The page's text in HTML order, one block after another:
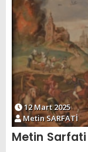
12 Mart 2025
Metin SARFATİ
Metin Sarfati